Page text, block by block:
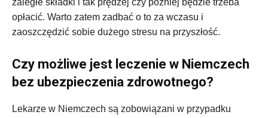
zaległe składki i tak prędzej czy później będzie trzeba
opłacić. Warto zatem zadbać o to za wczasu i
zaoszczędzić sobie dużego stresu na przyszłość.
Czy możliwe jest leczenie w Niemczech
bez ubezpieczenia zdrowotnego?
Lekarze w Niemczech są zobowiązani w przypadku